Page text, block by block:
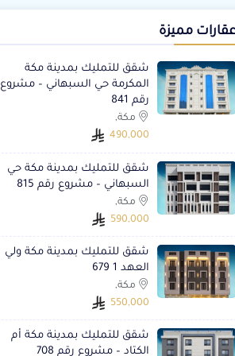
مميزة
شقق للتمليك بمدينة مكة
المكرمة حي السبهاني – مشروع
رقم 841
مكة,
490,000
شقق للتمليك بمدينة مكة حي
السبهاني – مشروع رقم 815
مكة,
590,000
شقق للتمليك بمدينة مكة ولي
العهد 1 679
مكة,
550,000
شقق للتمليك بمدينة مكة أم
الكتاد – مشروع رقم 708